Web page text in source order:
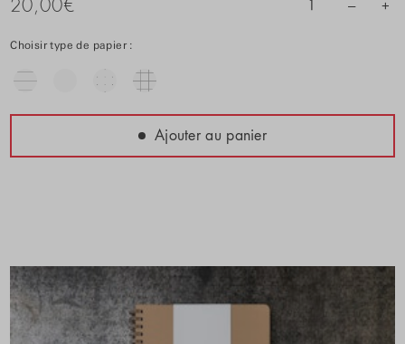
20,00€ 1 – +
Choisir type de papier :
Ajouter au panier